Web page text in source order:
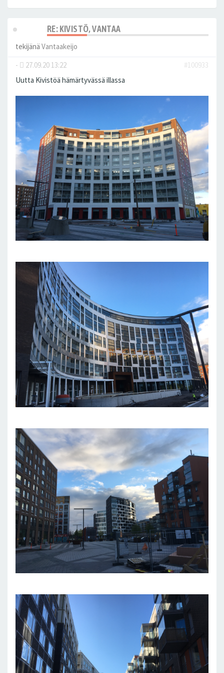
RE: KIVISTÖ, VANTAA
tekijänä Vantaakeijo
-
27.09.20 13:22
#100933
Uutta Kivistöä hämärtyvässä illassa